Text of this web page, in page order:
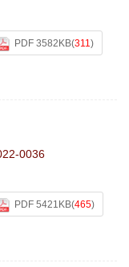
PDF 3582KB(311)
0036
PDF 5421KB(465)